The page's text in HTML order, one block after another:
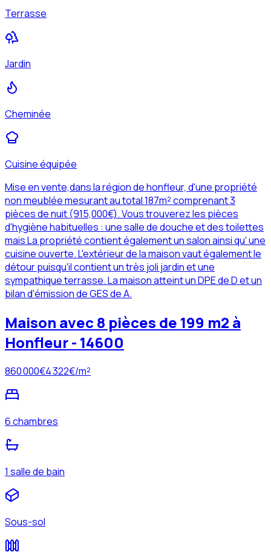
Terrasse
Jardin
Cheminée
Cuisine équipée
Mise en vente,dans la région de honfleur, d'une propriété
non meublée mesurant au total 187m² comprenant 3
pièces de nuit (915,000€). Vous trouverez les pièces
d'hygiène habituelles : une salle de douche et des toilettes
mais La propriété contient également un salon ainsi qu' une
cuisine ouverte. L'extérieur de la maison vaut également le
détour puisqu'il contient un très joli jardin et une
sympathique terrasse. La maison atteint un DPE de D et un
bilan d'émission de GES de A.
Maison avec 8 pièces de 199 m2 à
Honfleur - 14600
860 000€4 322€/m²
6 chambres
1 salle de bain
Sous-sol